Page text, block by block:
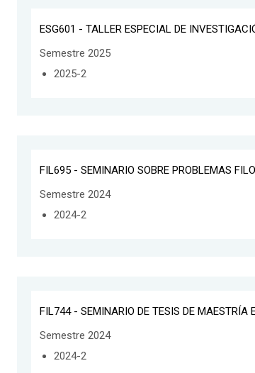
ESG601 - TALLER ESPECIAL DE
Semestre 2025
2025-2
FIL695 - SEMINARIO SOBRE PROBLEMAS
Semestre 2024
2024-2
FIL744 - SEMINARIO DE TESIS DE MAESTRÍA
Semestre 2024
2024-2